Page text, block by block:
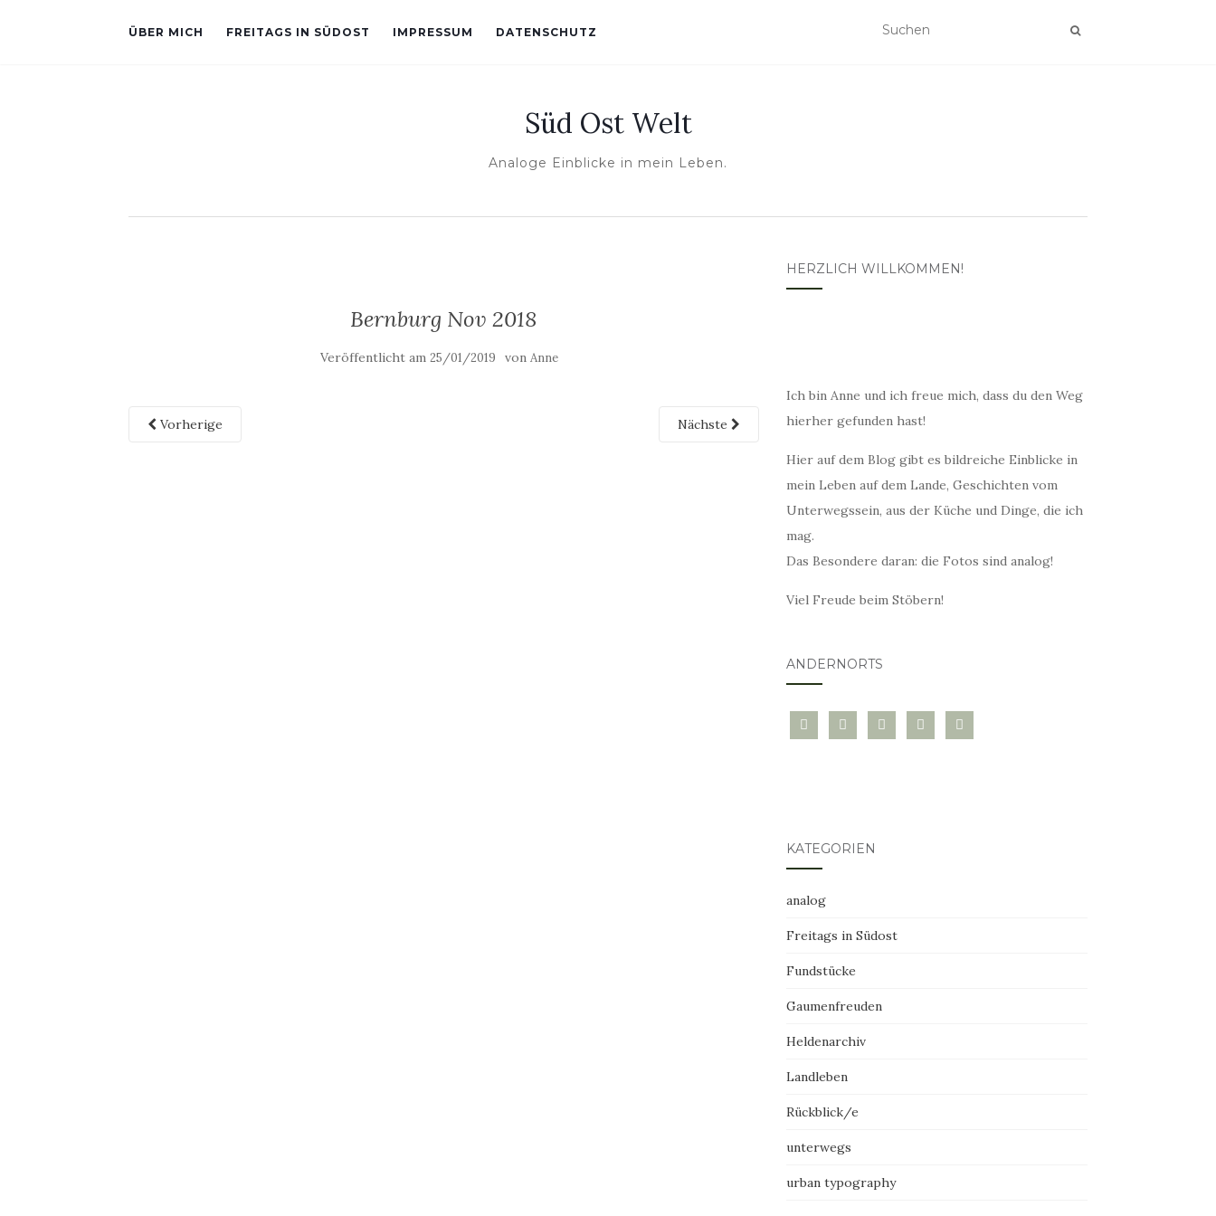
ÜBER MICH FREITAGS IN SÜDOST IMPRESSUM DATENSCHUTZ
Süd Ost Welt
Analoge Einblicke in mein Leben.
Bernburg Nov 2018
Veröffentlicht am 25/01/2019 von Anne
Vorherige Nächste
HERZLICH WILLKOMMEN!
Ich bin Anne und ich freue mich, dass du den Weg
hierher gefunden hast!
Hier auf dem Blog gibt es bildreiche Einblicke in
mein Leben auf dem Lande, Geschichten vom
Unterwegssein, aus der Küche und Dinge, die ich
mag.
Das Besondere daran: die Fotos sind analog!
Viel Freude beim Stöbern!
ANDERNORTS
bloglovininstagramtwitter pinterest
mail
KATEGORIEN
analog
Freitags in Südost
Fundstücke
Gaumenfreuden
Heldenarchiv
Landleben
Rückblick/e
unterwegs
urban typography